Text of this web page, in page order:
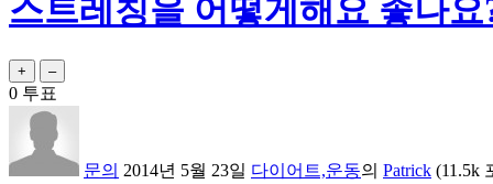
스트레칭을 어떻게해요 좋나요
0 투표
문의 2014년 5월 23일 다이어트,운동의 Patrick (11.5k